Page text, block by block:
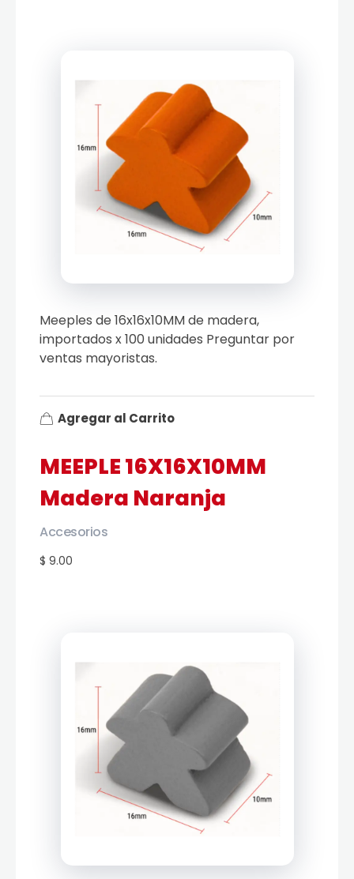
MEEPLE 16X16X10MM
Madera Naranja
$ 9.00
Accesorios
Meeples de 16x16x10MM de madera,
importados x 100 unidades Preguntar por
ventas mayoristas.
Agregar al Carrito